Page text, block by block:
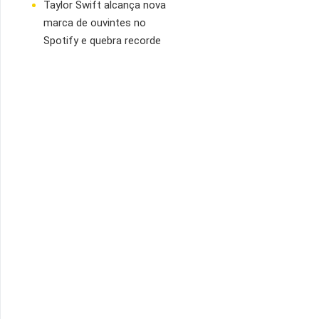
Taylor Swift alcança nova
marca de ouvintes no
Spotify e quebra recorde